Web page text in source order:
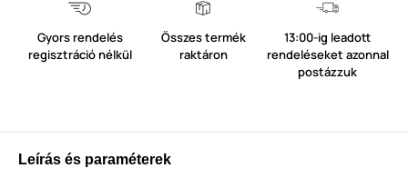
Gyors rendelés
regisztráció nélkül
Összes termék
raktáron
13:00-ig leadott
rendeléseket azonnal
postázzuk
Leírás és paraméterek